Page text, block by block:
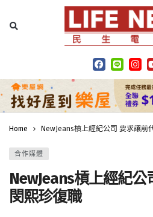
Home NewJeans槓上經紀公司 要求讓前
合作媒體
NewJeans槓上經紀
閔熙珍復職